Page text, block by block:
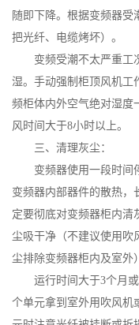
随即下降。根据变频器受
把光纤、电缆烤坏）。
变频受潮不太严重工况
湿。手动强制柜顶风机工
频柜体内外空气绝对湿度
风时间大于8小时以上。
三、清理灰尘：
变频器使用一段时间停
变频器内部器件的散热，
定要彻底对变频器柜内清
尘吸干净（不建议使用吹
尘排除变频器柜内及室外
运行时间大于3个月或
个单元拿到室外用吹风机